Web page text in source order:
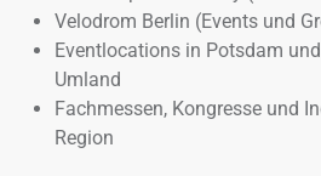
Velodrom Berlin (Events und
Eventlocations in Potsdam
Umland
Fachmessen, Kongresse und
Region